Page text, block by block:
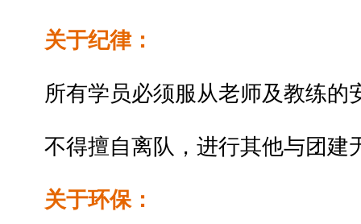
关于纪律：
所有学员必须服从老师及教练的
不得擅自离队，进行其他与团建
关于环保：